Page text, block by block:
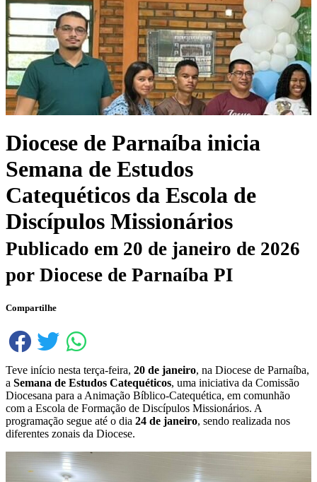
Diocese de Parnaíba inicia
Semana de Estudos
Catequéticos da Escola de
Discípulos Missionários
Publicado em 20 de janeiro de 2026
por Diocese de Parnaíba PI
Compartilhe
Teve início nesta terça-feira, 20 de janeiro, na Diocese de Parnaíba,
a Semana de Estudos Catequéticos, uma iniciativa da Comissão
Diocesana para a Animação Bíblico-Catequética, em comunhão
com a Escola de Formação de Discípulos Missionários. A
programação segue até o dia 24 de janeiro, sendo realizada nos
diferentes zonais da Diocese.